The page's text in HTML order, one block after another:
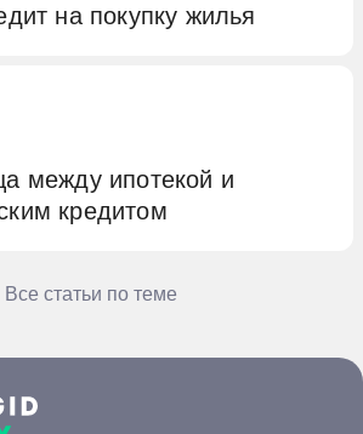
на покупку жилья
между ипотекой и
кредитом
Все статьи по теме